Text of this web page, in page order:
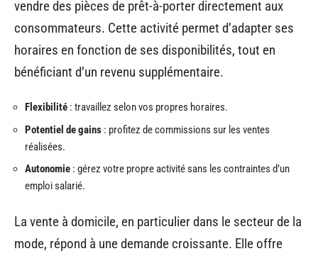
vendre des pièces de prêt-à-porter directement aux
consommateurs. Cette activité permet d’adapter ses
horaires en fonction de ses disponibilités, tout en
bénéficiant d’un revenu supplémentaire.
Flexibilité : travaillez selon vos propres horaires.
Potentiel de gains : profitez de commissions sur les ventes
réalisées.
Autonomie : gérez votre propre activité sans les contraintes d’un
emploi salarié.
La vente à domicile, en particulier dans le secteur de la
mode, répond à une demande croissante. Elle offre